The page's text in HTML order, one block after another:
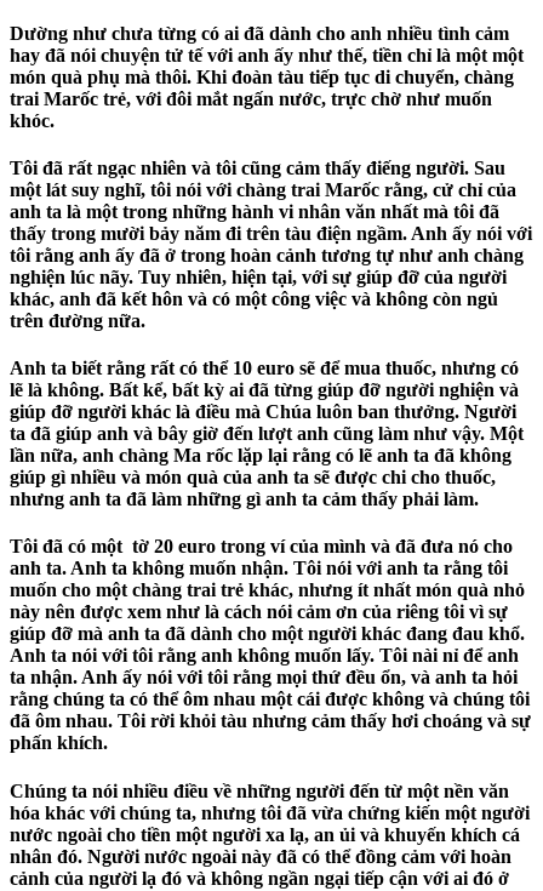
Dường như chưa từng có ai đã dành cho anh nhiều tình cảm
hay đã nói chuyện tử tế với anh ấy như thế, tiền chỉ là một một
món quà phụ mà thôi. Khi đoàn tàu tiếp tục di chuyển, chàng
trai Marốc trẻ, với đôi mắt ngấn nước, trực chờ như muốn
khóc.
Tôi đã rất ngạc nhiên và tôi cũng cảm thấy điếng người. Sau
một lát suy nghĩ, tôi nói với chàng trai Marốc rằng, cử chỉ của
anh ta là một trong những hành vi nhân văn nhất mà tôi đã
thấy trong mười bảy năm đi trên tàu điện ngầm. Anh ấy nói với
tôi rằng anh ấy đã ở trong hoàn cảnh tương tự như anh chàng
nghiện lúc nãy. Tuy nhiên, hiện tại, với sự giúp đỡ của người
khác, anh đã kết hôn và có một công việc và không còn ngủ
trên đường nữa.
Anh ta biết rằng rất có thể 10 euro sẽ để mua thuốc, nhưng có
lẽ là không. Bất kể, bất kỳ ai đã từng giúp đỡ người nghiện và
giúp đỡ người khác là điều mà Chúa luôn ban thưởng. Người
ta đã giúp anh và bây giờ đến lượt anh cũng làm như vậy. Một
lần nữa, anh chàng Ma rốc lặp lại rằng có lẽ anh ta đã không
giúp gì nhiều và món quà của anh ta sẽ được chi cho thuốc,
nhưng anh ta đã làm những gì anh ta cảm thấy phải làm.
Tôi đã có một tờ 20 euro trong ví của mình và đã đưa nó cho
anh ta. Anh ta không muốn nhận. Tôi nói với anh ta rằng tôi
muốn cho một chàng trai trẻ khác, nhưng ít nhất món quà nhỏ
này nên được xem như là cách nói cảm ơn của riêng tôi vì sự
giúp đỡ mà anh ta đã dành cho một người khác đang đau khổ.
Anh ta nói với tôi rằng anh không muốn lấy. Tôi nài nỉ để anh
ta nhận. Anh ấy nói với tôi rằng mọi thứ đều ổn, và anh ta hỏi
rằng chúng ta có thể ôm nhau một cái được không và chúng tôi
đã ôm nhau. Tôi rời khỏi tàu nhưng cảm thấy hơi choáng và sự
phấn khích.
Chúng ta nói nhiều điều về những người đến từ một nền văn
hóa khác với chúng ta, nhưng tôi đã vừa chứng kiến ​​một người
nước ngoài cho tiền một người xa lạ, an ủi và khuyến khích cá
nhân đó. Người nước ngoài này đã có thể đồng cảm với hoàn
cảnh của người lạ đó và không ngần ngại tiếp cận với ai đó ở